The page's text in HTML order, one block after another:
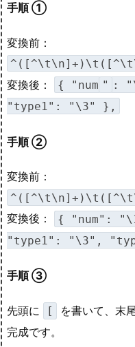
手順 ①
変換前：
変換後： { "num " :
"type1": "\3" },
手順 ②
変換前：
変換後：
{ "num":
"type1": "\3",
手順 ③
先頭に [ を書いて、末
完成です。